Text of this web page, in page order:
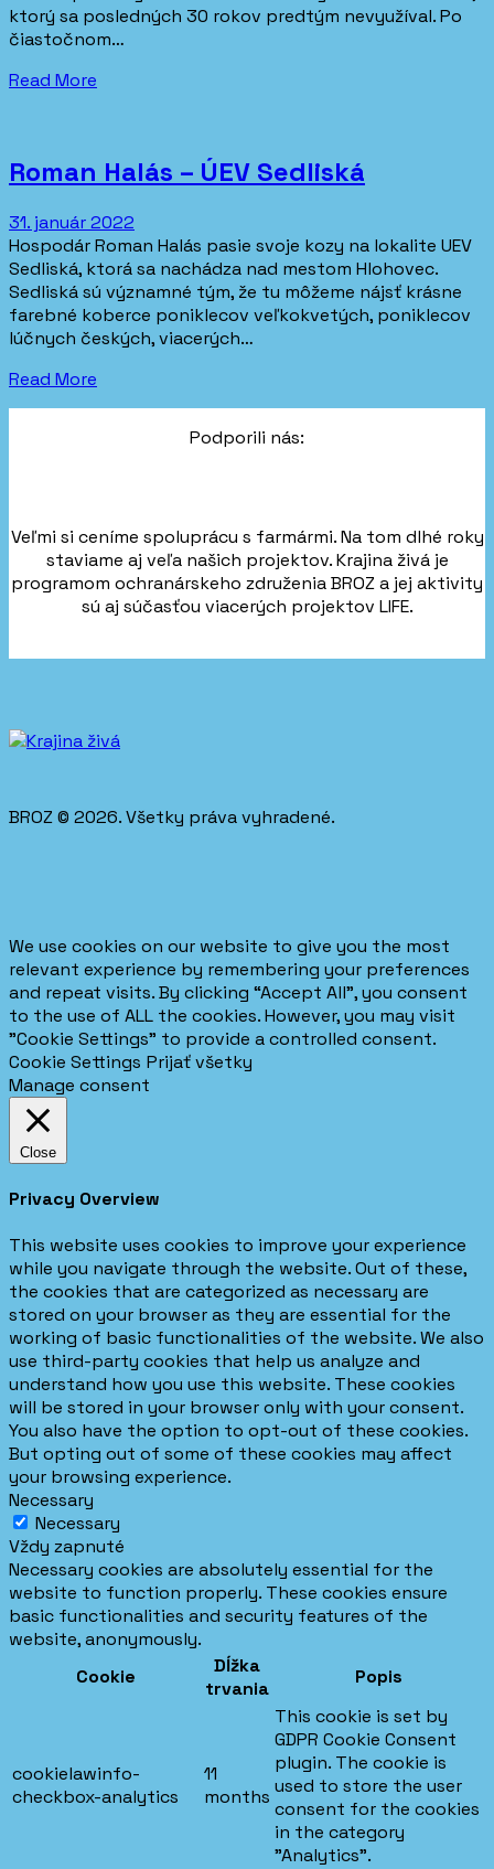
ktorý sa posledných 30 rokov predtým nevyužíval. Po
čiastočnom…
Read More
Roman Halás – ÚEV Sedliská
31. január 2022
Hospodár Roman Halás pasie svoje kozy na lokalite UEV
Sedliská, ktorá sa nachádza nad mestom Hlohovec.
Sedliská sú významné tým, že tu môžeme nájsť krásne
farebné koberce poniklecov veľkokvetých, poniklecov
lúčnych českých, viacerých…
Read More
Podporili nás:
Veľmi si ceníme spoluprácu s farmármi. Na tom dlhé roky
staviame aj veľa našich projektov. Krajina živá je
programom ochranárskeho združenia BROZ a jej aktivity
sú aj súčasťou viacerých projektov LIFE.
BROZ © 2026. Všetky práva vyhradené.
We use cookies on our website to give you the most
relevant experience by remembering your preferences
and repeat visits. By clicking “Accept All”, you consent
to the use of ALL the cookies. However, you may visit
"Cookie Settings" to provide a controlled consent.
Cookie Settings Prijať všetky
Manage consent
Close
Privacy Overview
This website uses cookies to improve your experience
while you navigate through the website. Out of these,
the cookies that are categorized as necessary are
stored on your browser as they are essential for the
working of basic functionalities of the website. We also
use third-party cookies that help us analyze and
understand how you use this website. These cookies
will be stored in your browser only with your consent.
You also have the option to opt-out of these cookies.
But opting out of some of these cookies may affect
your browsing experience.
Necessary
Necessary
Vždy zapnuté
Necessary cookies are absolutely essential for the
website to function properly. These cookies ensure
basic functionalities and security features of the
website, anonymously.
Cookie
Dĺžka
trvania
Popis
cookielawinfo-
checkbox-analytics
11
months
This cookie is set by
GDPR Cookie Consent
plugin. The cookie is
used to store the user
consent for the cookies
in the category
"Analytics".